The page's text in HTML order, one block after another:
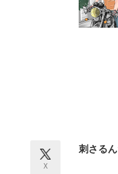
IT
モ
ちょ
X
刺さる